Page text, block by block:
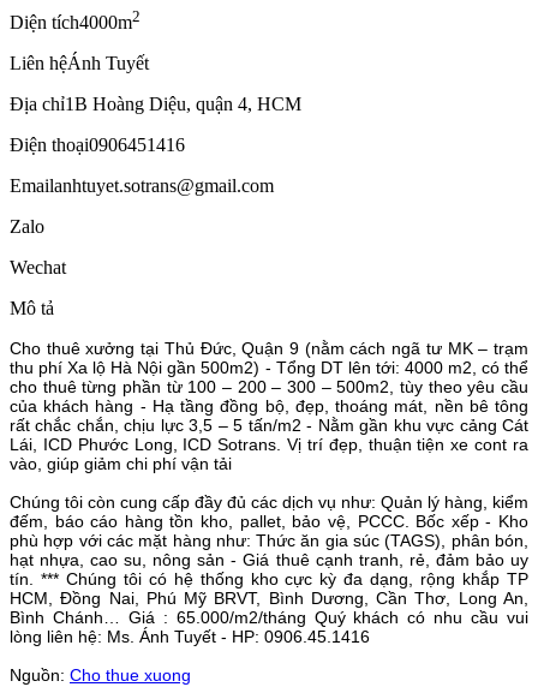
Diện tích4000m2
Liên hệÁnh Tuyết
Địa chỉ1B Hoàng Diệu, quận 4, HCM
Điện thoại0906451416
Emailanhtuyet.sotrans@gmail.com
Zalo
Wechat
Mô tả
Cho thuê xưởng tại Thủ Đức, Quận 9 (nằm cách ngã tư MK – trạm
thu phí Xa lộ Hà Nội gần 500m2) - Tổng DT lên tới: 4000 m2, có thể
cho thuê từng phần từ 100 – 200 – 300 – 500m2, tùy theo yêu cầu
của khách hàng - Hạ tầng đồng bộ, đẹp, thoáng mát, nền bê tông
rất chắc chắn, chịu lực 3,5 – 5 tấn/m2 - Nằm gần khu vực cảng Cát
Lái, ICD Phước Long, ICD Sotrans. Vị trí đẹp, thuận tiện xe cont ra
vào, giúp giảm chi phí vận tải
Chúng tôi còn cung cấp đầy đủ các dịch vụ như: Quản lý hàng, kiểm
đếm, báo cáo hàng tồn kho, pallet, bảo vệ, PCCC. Bốc xếp - Kho
phù hợp với các mặt hàng như: Thức ăn gia súc (TAGS), phân bón,
hạt nhựa, cao su, nông sản - Giá thuê cạnh tranh, rẻ, đảm bảo uy
tín. *** Chúng tôi có hệ thống kho cực kỳ đa dạng, rộng khắp TP
HCM, Đồng Nai, Phú Mỹ BRVT, Bình Dương, Cần Thơ, Long An,
Bình Chánh… Giá : 65.000/m2/tháng Quý khách có nhu cầu vui
lòng liên hệ: Ms. Ánh Tuyết - HP: 0906.45.1416
Nguồn: Cho thue xuong